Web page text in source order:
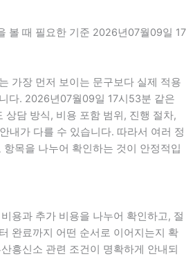
볼 때 필요한 기준 2026년07월09일 17
가장 먼저 보이는 문구보다 실제 적용
다. 2026년07월09일 17시53분 같은
상담 방식, 비용 포함 범위, 진행 절차,
내가 다를 수 있습니다. 따라서 여러 정
목을 나누어 확인하는 것이 안정적입
용과 추가 비용을 나누어 확인하고, 절
완료까지 어떤 순서로 이어지는지 확
흥신소 관련 조건이 명확하게 안내되